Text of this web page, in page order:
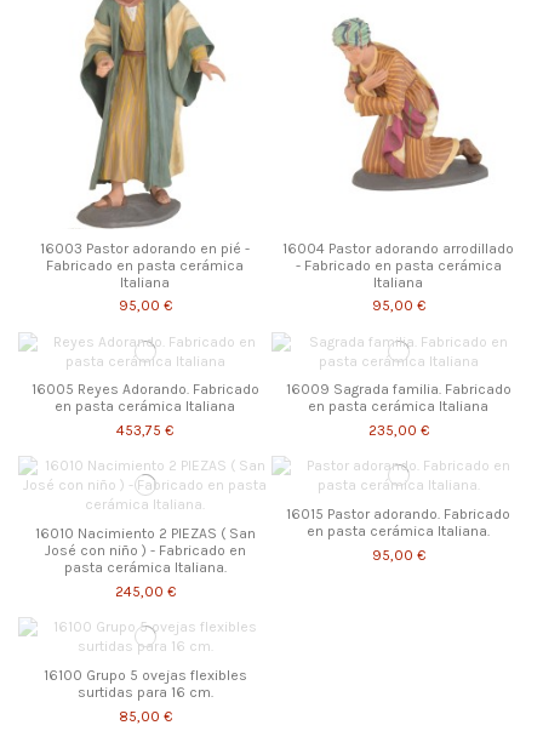
16003 Pastor adorando en pié -
Fabricado en pasta cerámica
Italiana
95,00 €
16004 Pastor adorando arrodillado
- Fabricado en pasta cerámica
Italiana
95,00 €
16005 Reyes Adorando. Fabricado
en pasta cerámica Italiana
453,75 €
16009 Sagrada familia. Fabricado
en pasta cerámica Italiana
235,00 €
16010 Nacimiento 2 PIEZAS ( San
José con niño ) - Fabricado en
pasta cerámica Italiana.
245,00 €
16015 Pastor adorando. Fabricado
en pasta cerámica Italiana.
95,00 €
16100 Grupo 5 ovejas flexibles
surtidas para 16 cm.
85,00 €